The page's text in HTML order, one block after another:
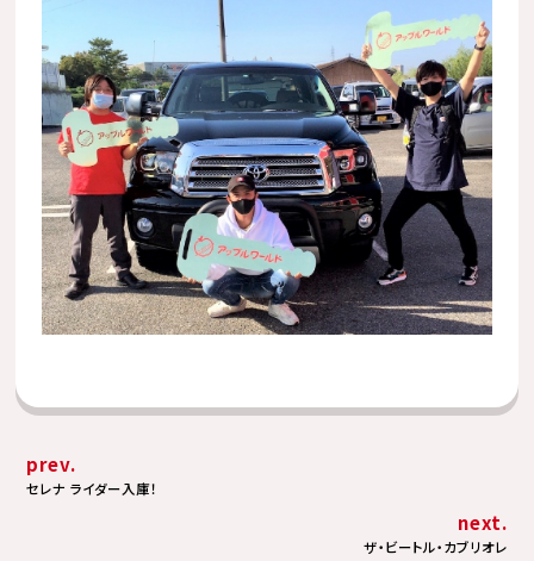
prev.
セレナ ライダー入庫！
next.
ザ・ビートル・カブリオレ